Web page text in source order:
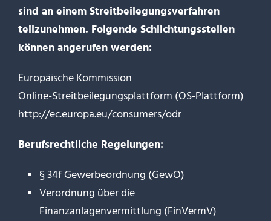
sind an einem Streitbeilegungsverfahren
teilzunehmen. Folgende Schlichtungsstellen
können angerufen werden:
Europäische Kommission
Online-Streitbeilegungsplattform (OS-Plattform)
http://ec.europa.eu/consumers/odr
Berufsrechtliche Regelungen:
§ 34f Gewerbeordnung (GewO)
Verordnung über die
Finanzanlagenvermittlung (FinVermV)